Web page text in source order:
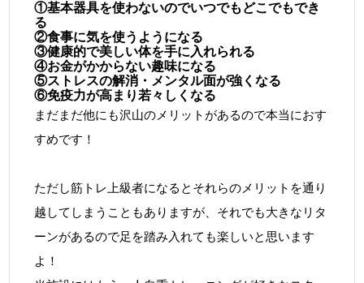
①基本器具を使わないのでいつでもどこでもでき
る
②食事に気を使うようになる
③健康的で美しい体を手に入れられる
④お金がかからない趣味になる
⑤ストレスの解消・メンタル面が強くなる
⑥免疫力が高まり若々しくなる
まだまだ他にも沢山のメリットがあるので本当におす
すめです！
ただし筋トレ上級者になるとそれらのメリットを通り
越してしまうこともありますが、それでも大きなリタ
ーンがあるので足を踏み入れても楽しいと思います
よ！